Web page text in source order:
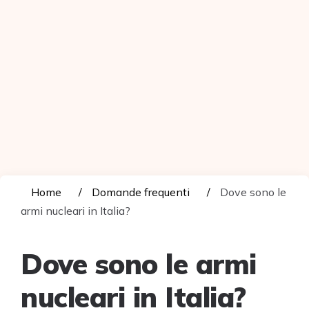
Home Domande frequenti
Dove sono le
armi nucleari in Italia?
Dove sono le armi
nucleari in Italia?